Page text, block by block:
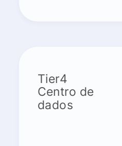
Tier4
Centro de
dados